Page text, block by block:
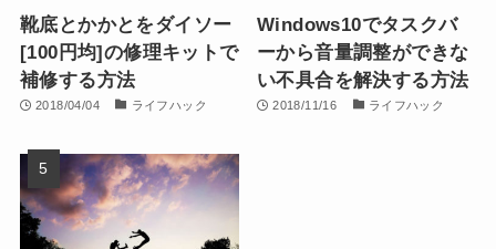
靴底とかかとをダイソー
[100円均]の修理キットで
補修する方法
2018/04/04 ライフハック
Windows10でタスクバ
ーから音量調整ができな
い不具合を解決する方法
2018/11/16 ライフハック